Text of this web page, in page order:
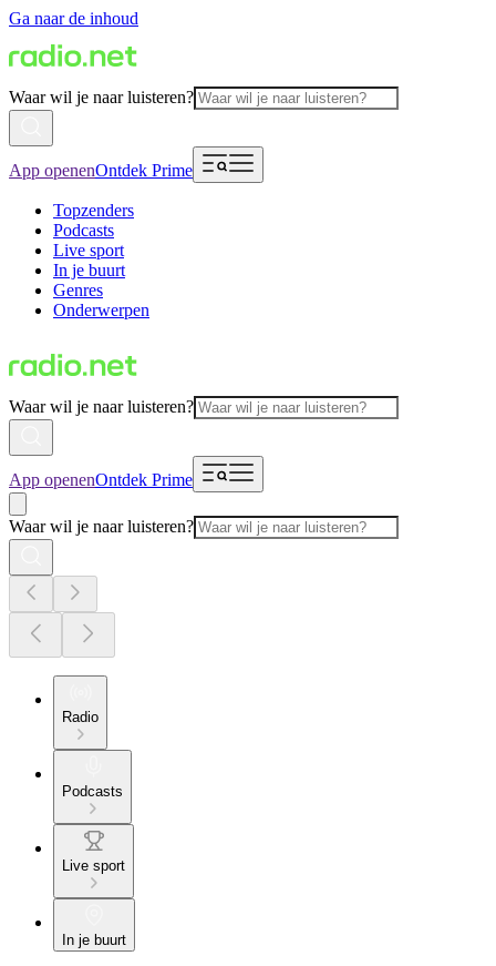
Ga naar de inhoud
Waar wil je naar luisteren?
App openenOntdek Prime
Topzenders
Podcasts
Live sport
In je buurt
Genres
Onderwerpen
Waar wil je naar luisteren?
App openenOntdek Prime
Waar wil je naar luisteren?
Radio
Podcasts
Live sport
In je buurt